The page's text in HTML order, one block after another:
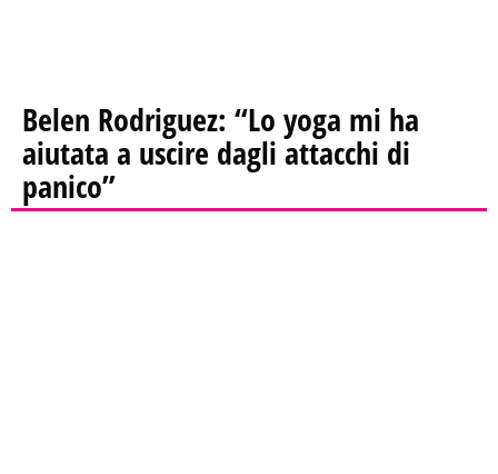
Belen Rodriguez: “Lo yoga mi ha
aiutata a uscire dagli attacchi di
panico”